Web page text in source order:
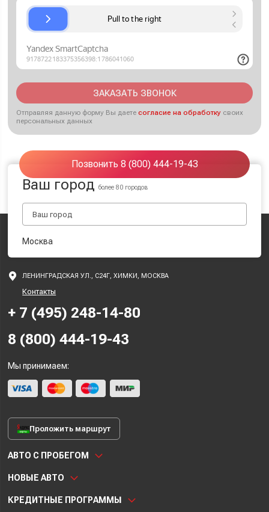
ЗАКАЗАТЬ ЗВОНОК
Отправляя данную форму Вы даетесогласие на обработку своих
персональных данных
Позвонить 8 (800) 444-19-43
Ваш городболее 80 городов
Москва
ЛЕНИНГРАДСКАЯ УЛ., С24Г, ХИМКИ, МОСКВА
Контакты
+ 7 (495) 248-14-80
8 (800) 444-19-43
Мы принимаем:
Проложить маршрут
АВТО С ПРОБЕГОМ
НОВЫЕ АВТО
КРЕДИТНЫЕ ПРОГРАММЫ